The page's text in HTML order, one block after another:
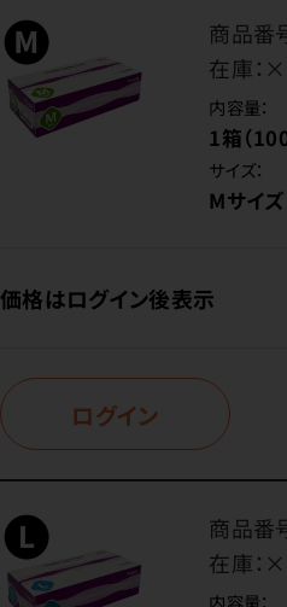
商品番
在庫： ×
内容量：
1箱（
サイズ：
Mサイズ
価格はログイン後表示
ログイン
商品番
在庫： ×
内容量：